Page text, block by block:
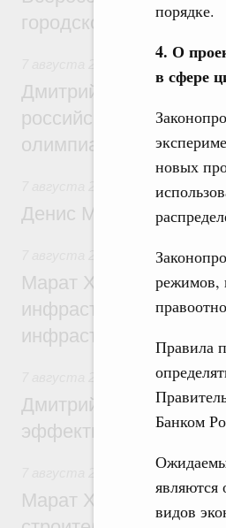
порядке.
4. О
в сфере
новых
режимов,
Правила
Банком
видов
городской среды
Отрасль
Дмитрий Чернышенко
российскую сборную
олимпиаде по
Общие
Денис Мантуров
Бюджеты
Марат Хуснуллин: 15
инфраструктуры
инфраструктурным
Развитие
Дмитрий Патрушев:
эффективность
Экономика
Марат Хуснуллин: